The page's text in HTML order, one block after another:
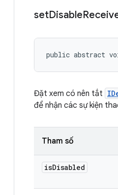
setDisable
public abstract
Đặt xem có nên tắt
để nhận các sự kiện
Tham số
isDisabled